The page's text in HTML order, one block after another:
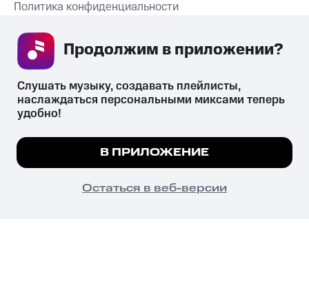
СКАЧАТЬ ПРИЛОЖЕНИЕ
Политика конфиденциальности
психотропных веществ, их аналогов причиняет вред здоровью,
их незаконный оборот запрещён и влечёт установленную
законодательством ответственность.
© 2026 ООО «КИОН».
Все права защищены
Мы используем куки, чтобы на сайте все
Подробнее
ПОНЯТНО
Слушать музыку, создавать плейлисты,
наслаждаться персональными миксами теперь
удобно!
В ПРИЛОЖЕНИЕ
Остаться в веб-версии